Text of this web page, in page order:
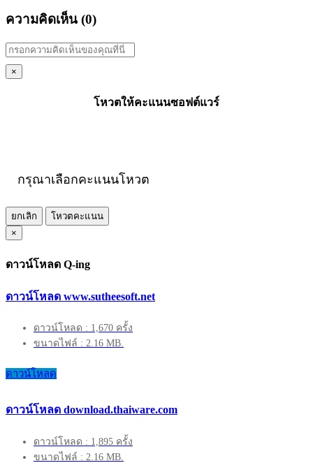
ความคิดเห็น (0)
×
โหวตให้คะแนนซอฟต์แวร์
กรุณาเลือกคะแนนโหวต
ยกเลิก
โหวตคะแนน
×
ดาวน์โหลด Q-ing
ดาวน์โหลด www.sutheesoft.net
ดาวน์โหลด : 1,670 ครั้ง
ขนาดไฟล์ : 2.16 MB.
ดาวน์โหลด
ดาวน์โหลด download.thaiware.com
ดาวน์โหลด : 1,895 ครั้ง
ขนาดไฟล์ : 2.16 MB.